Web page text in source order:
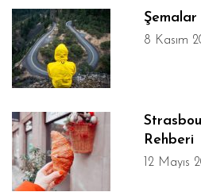
Şemalar
8 Kasım
Rehberi
12 Mayıs